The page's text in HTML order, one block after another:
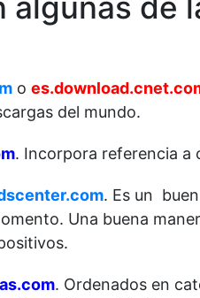
o
del mundo.
. Incorpora referencia a
. Es un
Una buena
. Ordenados en